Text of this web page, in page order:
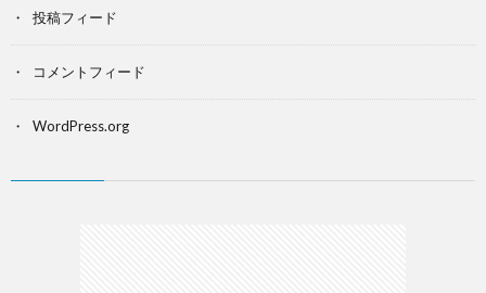
投稿フィード
コメントフィード
WordPress.org